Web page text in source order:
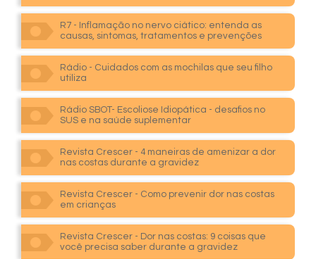
R7 - Inflamação no nervo ciático: entenda as
causas, sintomas, tratamentos e prevenções
Rádio - Cuidados com as mochilas que seu filho
utiliza
Rádio SBOT- Escoliose Idiopática - desafios no
SUS e na saúde suplementar
Revista Crescer - 4 maneiras de amenizar a dor
nas costas durante a gravidez
Revista Crescer - Como prevenir dor nas costas
em crianças
Revista Crescer - Dor nas costas: 9 coisas que
você precisa saber durante a gravidez